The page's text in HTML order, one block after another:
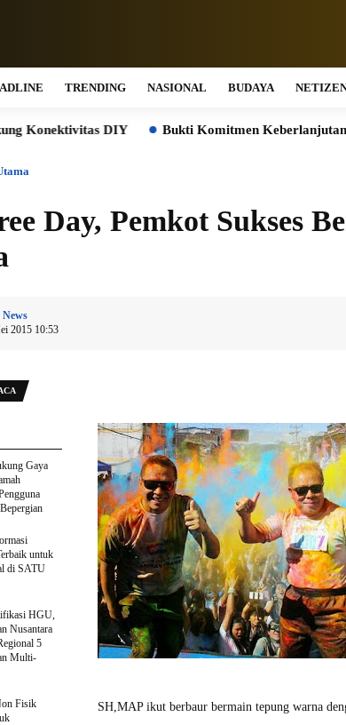
TRENDING NASIONAL BUDAYA
DIY Bukti Komitmen Keberlanjutan, Jasa
Day, Pemkot Sukses
2015 10:53
SH,MAP ikut berbaur bermain tepung warna
Gaya
untuk
di SATU
HGU,
Nusantara
5
Multi-
Fisik